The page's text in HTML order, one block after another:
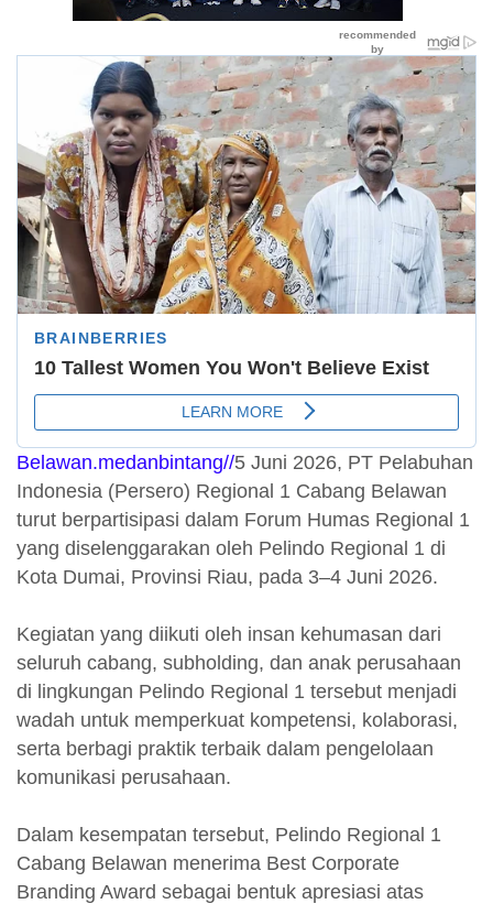
Belawan.medanbintang//5 Juni 2026, PT Pelabuhan
Indonesia (Persero) Regional 1 Cabang Belawan
turut berpartisipasi dalam Forum Humas Regional 1
yang diselenggarakan oleh Pelindo Regional 1 di
Kota Dumai, Provinsi Riau, pada 3–4 Juni 2026.
Kegiatan yang diikuti oleh insan kehumasan dari
seluruh cabang, subholding, dan anak perusahaan
di lingkungan Pelindo Regional 1 tersebut menjadi
wadah untuk memperkuat kompetensi, kolaborasi,
serta berbagi praktik terbaik dalam pengelolaan
komunikasi perusahaan.
Dalam kesempatan tersebut, Pelindo Regional 1
Cabang Belawan menerima Best Corporate
Branding Award sebagai bentuk apresiasi atas